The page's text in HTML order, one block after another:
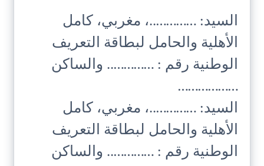
السيد: …………..، مغربي، كامل
الأهلية والحامل لبطاقة التعريف
الوطنية رقم : ………….. والساكن
………………
السيد: …………..، مغربي، كامل
الأهلية والحامل لبطاقة التعريف
الوطنية رقم : ………….. والساكن